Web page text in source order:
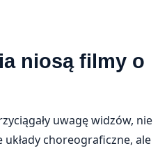
niosą filmy o
uwagę widzów, nie
choreograficzne, ale